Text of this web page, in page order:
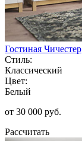
Гостиная Чичестер
Стиль:
Классический
Цвет:
Белый
от 30 000 руб.
Рассчитать